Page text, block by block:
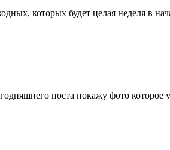
которых будет целая неделя в
поста покажу фото